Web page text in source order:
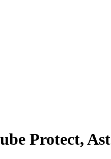
Protect, Ast